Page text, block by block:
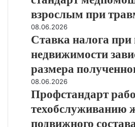
з
д
р
а
Р
о
с
с
и
и
в
взрослым при
С
т
в
к
а
н
л
о
08.06.2026
Ставка налога
недвижимости
размера
П
р
ф
с
08.06.2026
Профстандарт
техобслуживанию
подвижного